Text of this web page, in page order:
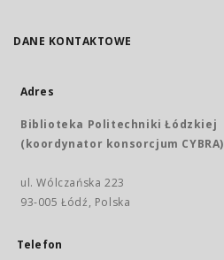
DANE KONTAKTOWE
Adres
Biblioteka Politechniki Łódzkiej
(koordynator konsorcjum CYBRA)
ul. Wólczańska 223
93-005 Łódź, Polska
Telefon